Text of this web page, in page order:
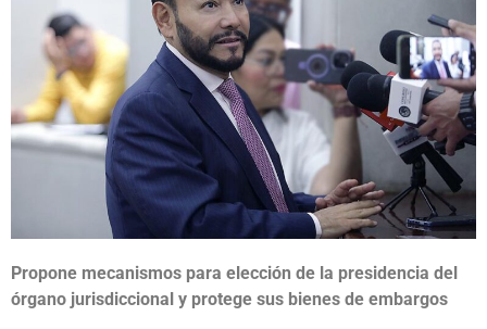
Propone mecanismos para elección de la presidencia del
órgano jurisdiccional y protege sus bienes de embargos